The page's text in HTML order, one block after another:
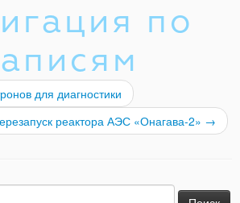
по
для диагностики
реактора АЭС «Онагава-2» →